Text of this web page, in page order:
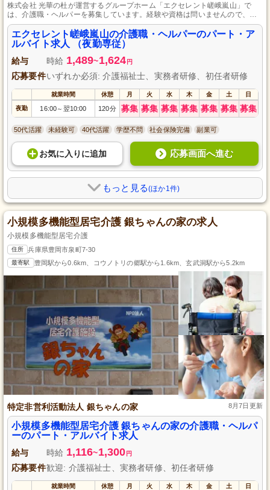
株式会社 光華の杜が運営するグループホーム「エクセレント嵯峨嵐山」で
は、介護職・ヘルパーを募集しています。経験や資格は問いませんので、介
護の仕事を始めたい方、大歓迎です。パート・アルバイトとして働きやすい
職場環境が整っており、地域に根差したサービスを提供することができま
す。スタッフ同士の連携も抜群で、温かい雰囲気の中で一緒に働きません
か？あなたの力を必要としています。応募をお待ちしています。
エクセレント嵯峨嵐山の介護職・ヘルパーのパート・ア
ルバイト求人 （夜勤専従）
給与 時給 1,489~1,624 円
応募要件いずれか必須: 介護福祉士、実務者研修、初任者研修
就業時間 休憩 月 火 水 木 金 土 日
夜勤 16:00～ 翌10:00 120分 募集 募集 募集 募集 募集 募集 募集
50代活躍 未経験可 40代活躍 学歴不問 社会保険完備 副業可
お気に入り に追加 応募画面へ進む
もっと見る(ほか1件)
小規模多機能型居宅介護 銀ちゃんの家の求人
小規模多機能型居宅介護
住所 兵庫県豊岡市泉町7-30
最寄駅 豊岡駅から0.6km、コウノトリの郷駅から1.6km、玄武洞駅から5.2km
特定非営利活動法人 銀ちゃんの家 8月7日更新
小規模多機能型居宅介護 銀ちゃんの家の介護職・ヘルパ
ーのパート・アルバイト求人
給与 時給 1,116~1,300 円
応募要件歓迎: 介護福祉士、実務者研修、初任者研修
就業時間 休憩 月 火 水 木 金 土 日